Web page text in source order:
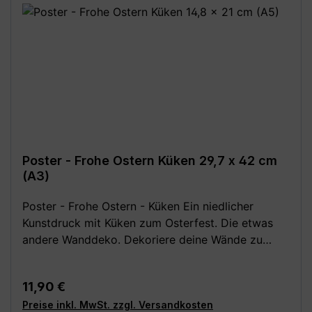
möglich!**
Poster - Frohe Ostern Küken 29,7 x 42 cm
(A3)
Poster - Frohe Ostern - Küken Ein niedlicher
Kunstdruck mit Küken zum Osterfest. Die etwas
andere Wanddeko. Dekoriere deine Wände zu
hochwertiges 250 g Papier (matt). Poster ohne
Rahmen und Deko. Wähle aus den folgenden
Regulärer Preis:
11,90 €
Preise inkl. MwSt. zzgl. Versandkosten